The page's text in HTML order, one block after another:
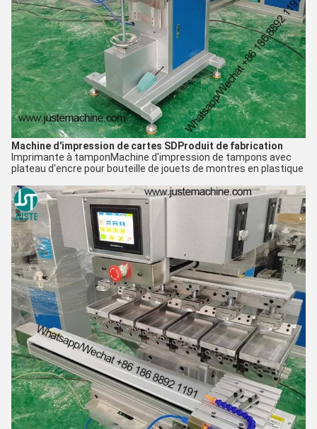
Machine d'impression de cartes SD Produit de fabrication
Imprimante à tamponMachine d'impression de tampons avec
plateau d'encre pour bouteille de jouets de montres en plastique